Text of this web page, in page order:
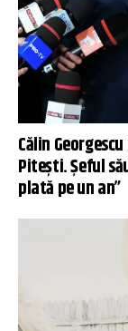
Călin
Pitești. Șeful
plată pe un an”